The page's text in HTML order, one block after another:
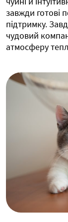
завжди готові
підтримку.
чудовий
атмосферу